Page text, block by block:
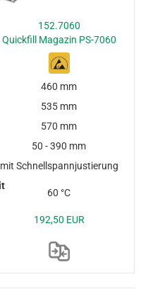
152.7060
Quickfill Magazin PS-7060
460 mm
535 mm
570 mm
50 - 390 mm
mit Schnellspannjustierung
60 °C
192,50 EUR